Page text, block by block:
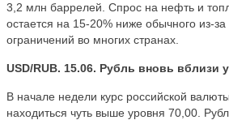
3,2 млн баррелей. Спрос на нефть и
остается на 15-20% ниже обычного из-
ограничений во многих странах.
USD/RUB. 15.06. Рубль вновь вблизи
В начале недели курс российской
находиться чуть выше уровня 70,00.